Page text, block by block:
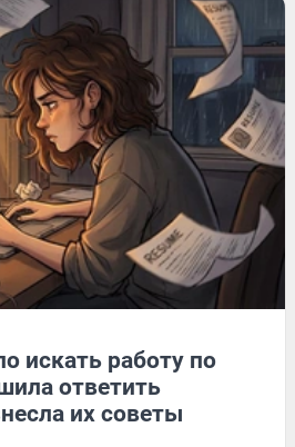
искать работу по
ответить
их советы